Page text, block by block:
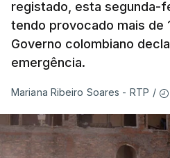
registado, esta segunda-
tendo provocado mais de
Governo colombiano
emergência.
Mariana Ribeiro Soares - RTP /